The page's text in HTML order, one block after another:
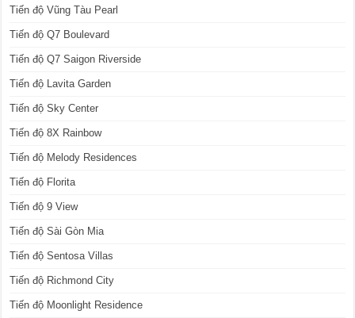
Tiến độ Vũng Tàu Pearl
Tiến độ Q7 Boulevard
Tiến độ Q7 Saigon Riverside
Tiến độ Lavita Garden
Tiến độ Sky Center
Tiến độ 8X Rainbow
Tiến độ Melody Residences
Tiến độ Florita
Tiến độ 9 View
Tiến độ Sài Gòn Mia
Tiến độ Sentosa Villas
Tiến độ Richmond City
Tiến độ Moonlight Residence